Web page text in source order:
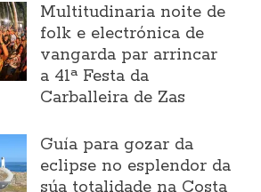
Multitudinaria noite de
folk e electrónica de
vangarda par arrincar
a 41ª Festa da
Carballeira de Zas
Guía para gozar da
eclipse no esplendor da
súa totalidade na Costa